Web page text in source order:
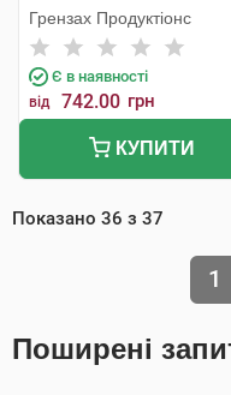
Грензах Продуктіонс
Є в наявності
від 742.00 грн
КУПИТИ
Показано 36 з 37
1
Поширені